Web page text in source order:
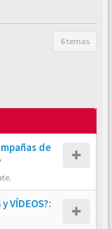
6 temas
de
VÍDEOS?: